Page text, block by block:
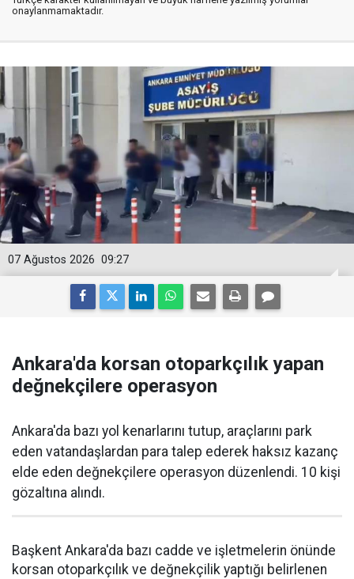
onaylanmamaktadır.
09:27
07 Ağustos 2026
Ankara'da korsan otoparkçılık yapan
değnekçilere operasyon
Ankara'da bazı yol kenarlarını tutup, araçlarını park
eden vatandaşlardan para talep ederek haksız kazanç
elde eden değnekçilere operasyon düzenlendi. 10 kişi
gözaltına alındı.
Başkent Ankara'da bazı cadde ve işletmelerin önünde
korsan otoparkçılık ve değnekçilik yaptığı belirlenen